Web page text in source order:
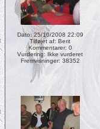
Dato: 25/10/2008 22:09
Tilføjet af: Berit
Kommentarer: 0
Vurdering: Ikke vurderet
Fremvisninger: 38352